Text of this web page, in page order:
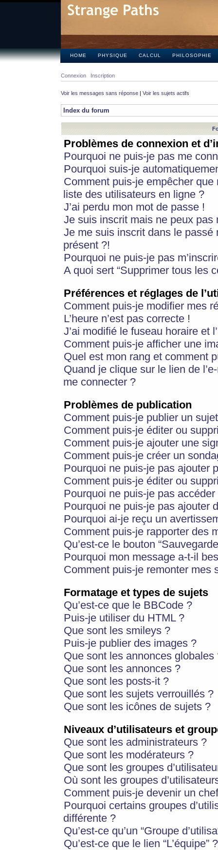
HOME PHYSIQUE CALCUL PHILOSOPHIE
Connexion Inscription
Voir les messages sans réponse | Voir les sujets actifs
Index du forum
Problèmes de connexion et
Pourquoi ne puis-je pas me
Pourquoi suis-je
Comment puis-je empêcher
liste des utilisateurs en ligne ?
J’ai perdu mon mot de passe !
Je suis inscrit mais ne peux pas
Je me suis inscrit dans le
présent ?!
Pourquoi ne puis-je pas
A quoi sert “Supprimer tous les
Préférences et réglages de
Comment puis-je modifier mes
L’heure n’est pas correcte !
J’ai modifié le fuseau horaire et
Comment puis-je afficher une
Quel est mon rang et comment
Quand je clique sur le lien de
me connecter ?
Problèmes de publication
Comment puis-je publier un
Comment puis-je éditer ou
Comment puis-je ajouter une
Comment puis-je créer un
Pourquoi ne puis-je pas ajouter
Comment puis-je éditer ou
Pourquoi ne puis-je pas
Pourquoi ne puis-je pas ajouter
Pourquoi ai-je reçu un
Comment puis-je rapporter des
Qu’est-ce le bouton
Pourquoi mon message a-t-il
Comment puis-je remonter mes
Formatage et types de sujets
Qu’est-ce que le BBCode ?
Puis-je utiliser du HTML ?
Que sont les smileys ?
Puis-je publier des images ?
Que sont les annonces globales
Que sont les annonces ?
Que sont les posts-it ?
Que sont les sujets verrouillés ?
Que sont les icônes de sujets ?
Niveaux d’utilisateurs et
Que sont les administrateurs ?
Que sont les modérateurs ?
Que sont les groupes
Où sont les groupes
Comment puis-je devenir un
Pourquoi certains groupes
différente ?
Qu’est-ce qu’un “Groupe
Qu’est-ce que le lien “L’équipe” ?